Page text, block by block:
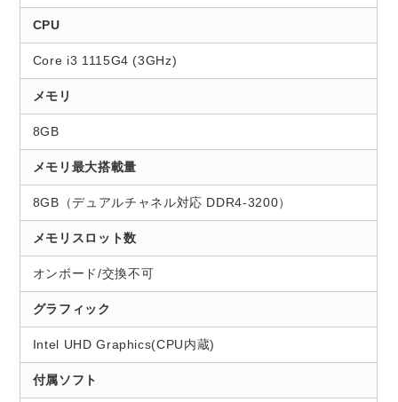
CPU
Core i3 1115G4 (3GHz)
メモリ
8GB
メモリ最大搭載量
8GB（デュアルチャネル対応 DDR4-3200）
メモリスロット数
オンボード/交換不可
グラフィック
Intel UHD Graphics(CPU内蔵)
付属ソフト